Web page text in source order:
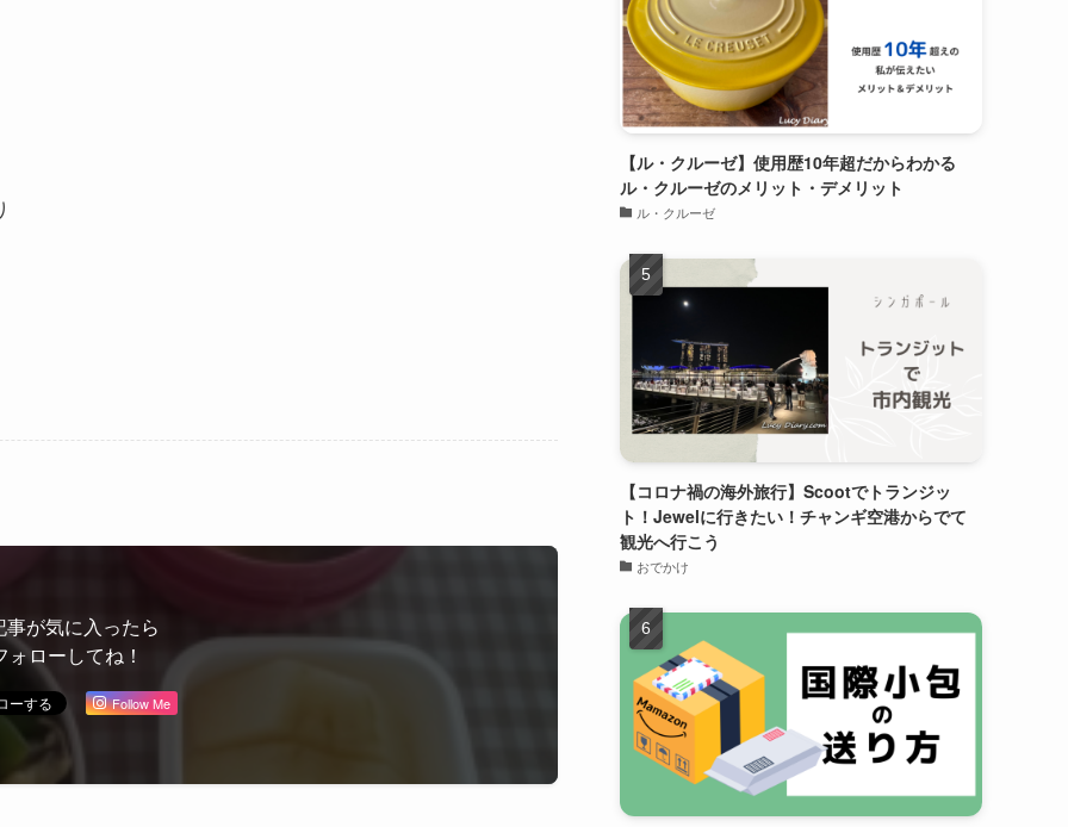
事が気に入ったら
ローしてね！
Follow Me
【ル・クルーゼ】使用歴10年超だからわかる
ル・クルーゼのメリット・デメリット
ル・クルーゼ
【コロナ禍の海外旅行】Scootでトランジッ
ト！Jewelに行きたい！チャンギ空港からでて
観光へ行こう
おでかけ